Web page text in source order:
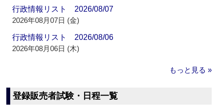
行政情報リスト 2026/08/07
2026年08月07日 (金)
行政情報リスト 2026/08/06
2026年08月06日 (木)
もっと見る »
登録販売者試験・日程一覧